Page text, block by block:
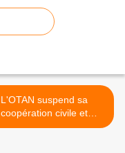
L'OTAN suspend sa
coopération civile et
militaire avec la Russie >